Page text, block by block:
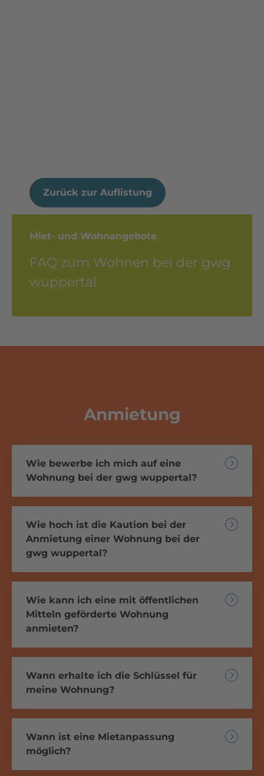
Zurück zur Auflistung
Miet- und Wohnangebote
FAQ zum Wohnen bei der gwg
wuppertal
Anmietung
Wie bewerbe ich mich auf eine
Wohnung bei der gwg wuppertal?
Wie hoch ist die Kaution bei der
Anmietung einer Wohnung bei der
gwg wuppertal?
Wie kann ich eine mit öffentlichen
Mitteln geförderte Wohnung
anmieten?
Wann erhalte ich die Schlüssel für
meine Wohnung?
Wann ist eine Mietanpassung
möglich?